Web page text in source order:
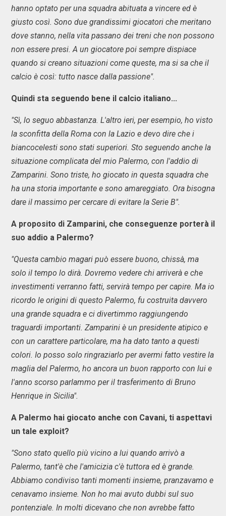
hanno optato per una squadra abituata a vincere ed è
giusto così. Sono due grandissimi giocatori che meritano
dove stanno, nella vita passano dei treni che non possono
non essere presi. A un giocatore poi sempre dispiace
quando si creano situazioni come queste, ma si sa che il
calcio è così: tutto nasce dalla passione".
Quindi sta seguendo bene il calcio italiano...
"Sì, lo seguo abbastanza. L'altro ieri, per esempio, ho visto
la sconfitta della Roma con la Lazio e devo dire che i
biancocelesti sono stati superiori. Sto seguendo anche la
situazione complicata del mio Palermo, con l'addio di
Zamparini. Sono triste, ho giocato in questa squadra che
ha una storia importante e sono amareggiato. Ora bisogna
dare il massimo per cercare di evitare la Serie B".
A proposito di Zamparini, che conseguenze porterà il
suo addio a Palermo?
"Questa cambio magari può essere buono, chissà, ma
solo il tempo lo dirà. Dovremo vedere chi arriverà e che
investimenti verranno fatti, servirà tempo per capire. Ma io
ricordo le origini di questo Palermo, fu costruita davvero
una grande squadra e ci divertimmo raggiungendo
traguardi importanti. Zamparini è un presidente atipico e
con un carattere particolare, ma ha dato tanto a questi
colori. Io posso solo ringraziarlo per avermi fatto vestire la
maglia del Palermo, ho ancora un buon rapporto con lui e
l'anno scorso parlammo per il trasferimento di Bruno
Henrique in Sicilia".
A Palermo hai giocato anche con Cavani, ti aspettavi
un tale exploit?
"Sono stato quello più vicino a lui quando arrivò a
Palermo, tant'è che l'amicizia c'è tuttora ed è grande.
Abbiamo condiviso tanti momenti insieme, pranzavamo e
cenavamo insieme. Non ho mai avuto dubbi sul suo
pontenziale. In molti dicevano che non avrebbe fatto